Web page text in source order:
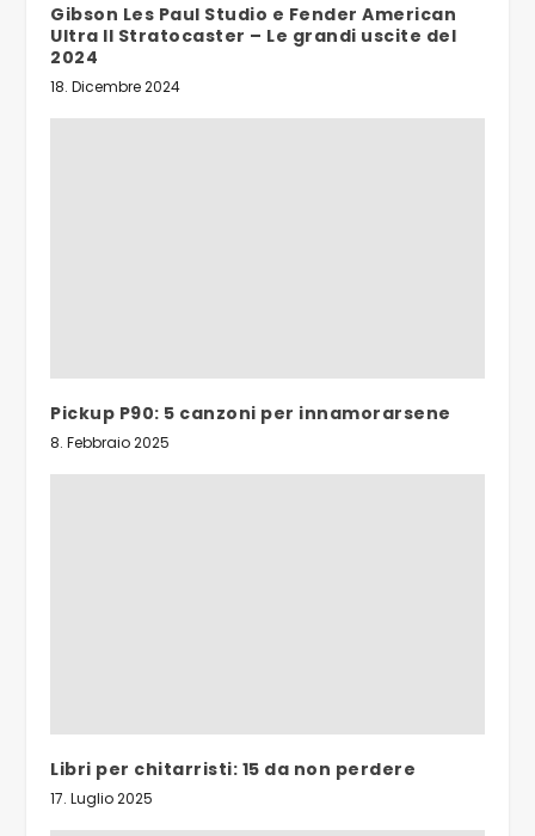
Gibson Les Paul Studio e Fender American
Ultra II Stratocaster – Le grandi uscite del
2024
18. Dicembre 2024
Pickup P90: 5 canzoni per innamorarsene
8. Febbraio 2025
Libri per chitarristi: 15 da non perdere
17. Luglio 2025